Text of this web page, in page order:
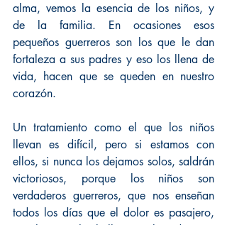
alma, vemos la esencia de los niños, y
de la familia. En ocasiones esos
pequeños guerreros son los que le dan
fortaleza a sus padres y eso los llena de
vida, hacen que se queden en nuestro
corazón.
Un tratamiento como el que los niños
llevan es difícil, pero si estamos con
ellos, si nunca los dejamos solos, saldrán
victoriosos, porque los niños son
verdaderos guerreros, que nos enseñan
todos los días que el dolor es pasajero,